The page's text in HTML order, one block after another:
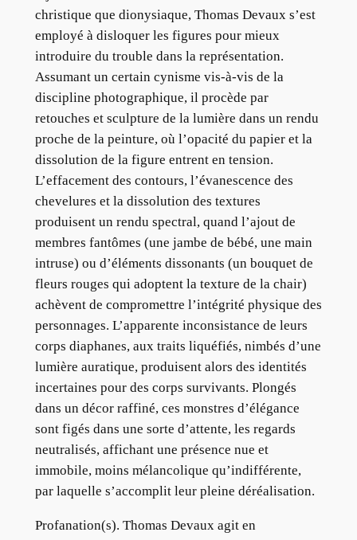
christique que dionysiaque, Thomas Devaux s’est
employé à disloquer les figures pour mieux
introduire du trouble dans la représentation.
Assumant un certain cynisme vis-à-vis de la
discipline photographique, il procède par
retouches et sculpture de la lumière dans un rendu
proche de la peinture, où l’opacité du papier et la
dissolution de la figure entrent en tension.
L’effacement des contours, l’évanescence des
chevelures et la dissolution des textures
produisent un rendu spectral, quand l’ajout de
membres fantômes (une jambe de bébé, une main
intruse) ou d’éléments dissonants (un bouquet de
fleurs rouges qui adoptent la texture de la chair)
achèvent de compromettre l’intégrité physique des
personnages. L’apparente inconsistance de leurs
corps diaphanes, aux traits liquéfiés, nimbés d’une
lumière auratique, produisent alors des identités
incertaines pour des corps survivants. Plongés
dans un décor raffiné, ces monstres d’élégance
sont figés dans une sorte d’attente, les regards
neutralisés, affichant une présence nue et
immobile, moins mélancolique qu’indifférente,
par laquelle s’accomplit leur pleine déréalisation.
Profanation(s). Thomas Devaux agit en